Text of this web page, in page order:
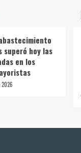
superó hoy las
en los